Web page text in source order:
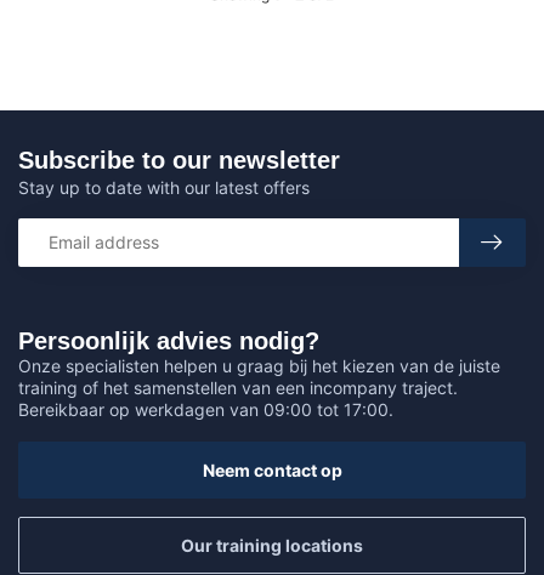
Persoonlijk advies nodig?
Onze specialisten helpen u graag bij het kiezen van de juiste
training of het samenstellen van een incompany traject.
Bereikbaar op werkdagen van 09:00 tot 17:00.
Neem contact op
Our training locations
Subscribe to our newsletter
Stay up to date with our latest offers